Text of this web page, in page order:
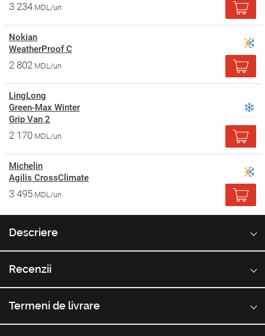
3 234 MDL/un
Nokian
WeatherProof C
2 802 MDL/un
LingLong
Green-Max Winter
Grip Van 2
2 170 MDL/un
Michelin
Agilis CrossClimate
3 495 MDL/un
Descriere
Recenzii
Termeni de livrare